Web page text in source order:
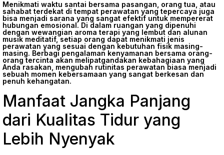
Menikmati waktu santai bersama pasangan, orang tua, atau
sahabat terdekat di tempat perawatan yang tepercaya juga
bisa menjadi sarana yang sangat efektif untuk mempererat
hubungan emosional. Di dalam ruangan yang dipenuhi
dengan wewangian aroma terapi yang lembut dan alunan
musik meditatif, setiap orang dapat menikmati jenis
perawatan yang sesuai dengan kebutuhan fisik masing-
masing. Berbagi pengalaman kenyamanan bersama orang-
orang tercinta akan melipatgandakan kebahagiaan yang
Anda rasakan, mengubah rutinitas perawatan biasa menjadi
sebuah momen kebersamaan yang sangat berkesan dan
penuh kehangatan.
Manfaat Jangka Panjang
dari Kualitas Tidur yang
Lebih Nyenyak